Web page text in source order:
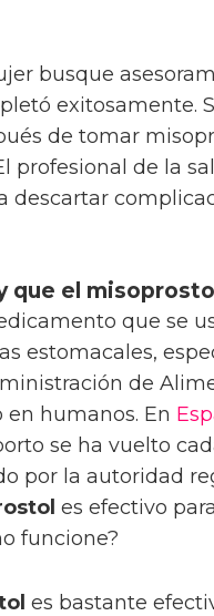
busque
exitosamente.
de tomar
profesional de la
descartar
que el
que se
estomacales,
de
en humanos. En
se ha vuelto
por la autoridad
es efectivo
funcione?
es bastante